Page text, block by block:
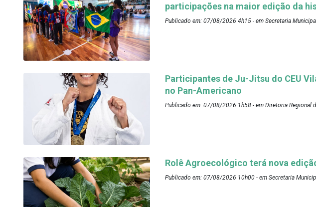
participações na maior edição da
Publicado em: 07/08/2026 4h15 - em Secretaria
Participantes de Ju-Jitsu do CEU
no Pan-Americano
Publicado em: 07/08/2026 1h58 - em Diretoria Regional
Rolê Agroecológico terá nova
Publicado em: 07/08/2026 10h00 - em Secretaria